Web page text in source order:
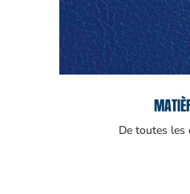
De toutes les